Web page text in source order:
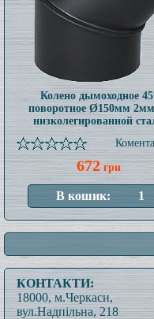
Колено дымоходное
поворотное Ø150мм
низколегированной
672 грн
КОНТАКТИ:
18000, м.Черкаси,
вул.Надпільна, 218